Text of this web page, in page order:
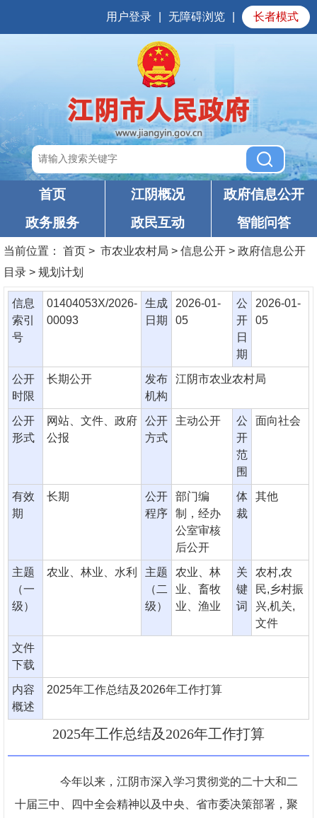
用户登录 无障碍浏览 长者模式
首页 江阴概况
政府信息公开
政务服务
政民互动 智能问答
当前位置： 首页 > 市农业农村局 > 信息公开 > 政府信息公开
目录 > 规划计划
信息
索引
号
01404053X/2026-
00093
生成
日期
2026-01-
05
公
开
日
期
2026-01-
05
公开
时限
长期公开
发布
机构
江阴市农业农村局
公开
形式
网站、文件、政府
公报
公开
方式
主动公开
公
开
范
围
面向社会
有效
期
长期
公开
程序
部门编
制，经办
公室审核
后公开
体
裁
其他
主题
（一
级）
农业、林业、水利
主题
（二
级）
农业、林
业、畜牧
业、渔业
关
键
词
农村,农
民,乡村振
兴,机关,
文件
文件
下载
内容
概述
2025年工作总结及2026年工作打算
2025年工作总结及2026年工作打算
今年以来，江阴市深入学习贯彻党的二十大和二
十届三中、四中全会精神以及中央、省市委决策部署，聚